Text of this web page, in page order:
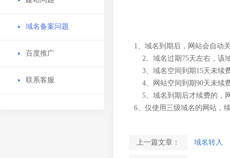
域名备案问题
百度推广
联系客服
1、域名到期后，网站会自动
2、域名过期75天左右，该
3、域名空间到期15天未续
4、网站空间到期90天未续
5、域名到期后才续费的，
6、仅使用三级域名的网站，
上一篇文章： 域名转入